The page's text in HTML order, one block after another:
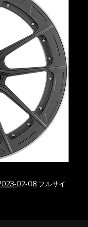
02-08 フルサイ